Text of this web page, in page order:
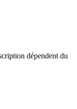
dépendent du